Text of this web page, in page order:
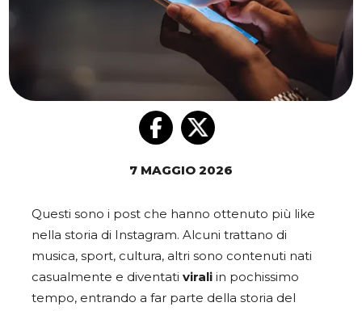
7 MAGGIO 2026
Questi sono i post che hanno ottenuto più like
nella storia di Instagram. Alcuni trattano di
musica, sport, cultura, altri sono contenuti nati
casualmente e diventati virali in pochissimo
tempo, entrando a far parte della storia del